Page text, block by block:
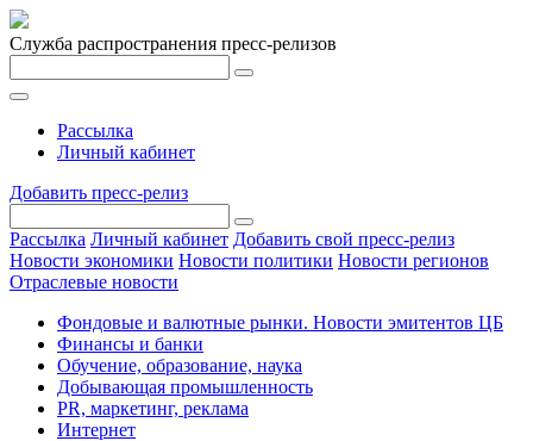
Служба распространения пресс-релизов
Рассылка
Личный кабинет
Добавить пресс-релиз
Рассылка Личный кабинет Добавить свой пресс-релиз
Новости экономики Новости политики Новости регионов
Отраслевые новости
Фондовые и валютные рынки. Новости эмитентов ЦБ
Финансы и банки
Обучение, образование, наука
Добывающая промышленность
PR, маркетинг, реклама
Интернет